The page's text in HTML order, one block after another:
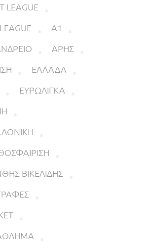
LEAGUE
Α1
ΑΡΗΣ
ΕΛΛΑΔΑ
ΕΥΡΩΛΙΓΚΑ
ΒΙΚΕΛΙΔΗΣ